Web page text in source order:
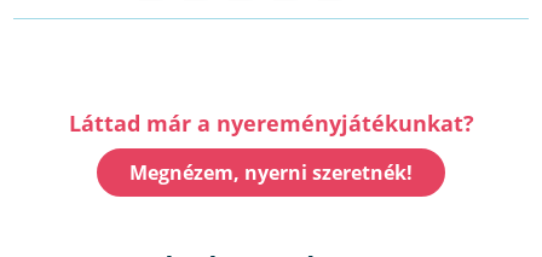
Láttad már a nyereményjátékunkat?
Megnézem, nyerni szeretnék!